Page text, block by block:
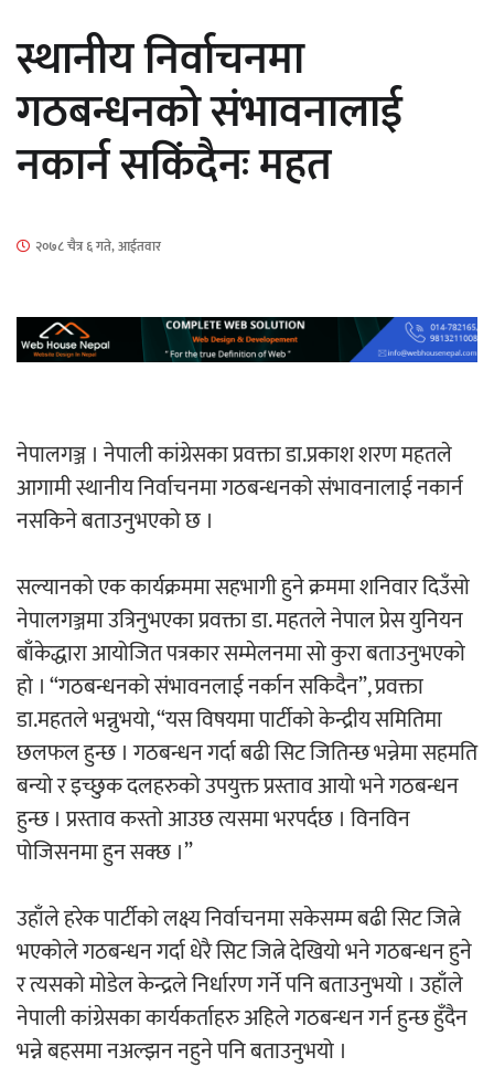
सार्वजनिक
माताकाे नाममा गलत गतिविधि गर्ने थापा प्रहरी
नेपालगञ्जमा पर्खाल भत्किँदा दुई मजदुरको मृत्यु
‘ईयुमा डट कम’ले बुधबारदेखि आफ्नो
हलमा छैन ‘गौँथली’को टिकट
अर्जुन चन्द्रको ‘संवेदनाका प्रतिध्वनि’
स्थानीय निर्वाचनमा
गठबन्धनको संभावनालाई
नकार्न सकिंदैनः महत
२०७८ चैत्र ६ गते, आईतवार
नेपालगञ्ज । नेपाली कांग्रेसका प्रवक्ता डा.प्रकाश शरण महतले
आगामी स्थानीय निर्वाचनमा गठबन्धनको संभावनालाई नकार्न
नसकिने बताउनुभएको छ ।
सल्यानको एक कार्यक्रममा सहभागी हुने क्रममा शनिवार दिउँसो
नेपालगञ्जमा उत्रिनुभएका प्रवक्ता डा. महतले नेपाल प्रेस युनियन
बाँकेद्धारा आयोजित पत्रकार सम्मेलनमा सो कुरा बताउनुभएको
हो । “गठबन्धनको संभावनलाई नर्कान सकिदैन”, प्रवक्ता
डा.महतले भन्नुभयो, “यस विषयमा पार्टीको केन्द्रीय समितिमा
छलफल हुन्छ । गठबन्धन गर्दा बढी सिट जितिन्छ भन्नेमा सहमति
बन्यो र इच्छुक दलहरुको उपयुक्त प्रस्ताव आयो भने गठबन्धन
हुन्छ । प्रस्ताव कस्तो आउछ त्यसमा भरपर्दछ । विनविन
पोजिसनमा हुन सक्छ ।”
उहाँले हरेक पार्टीको लक्ष्य निर्वाचनमा सकेसम्म बढी सिट जित्ने
भएकोले गठबन्धन गर्दा धेरै सिट जित्ने देखियो भने गठबन्धन हुने
र त्यसको मोडेल केन्द्रले निर्धारण गर्ने पनि बताउनुभयो । उहाँले
नेपाली कांग्रेसका कार्यकर्ताहरु अहिले गठबन्धन गर्न हुन्छ हुँदैन
भन्ने बहसमा नअल्झन नहुने पनि बताउनुभयो ।